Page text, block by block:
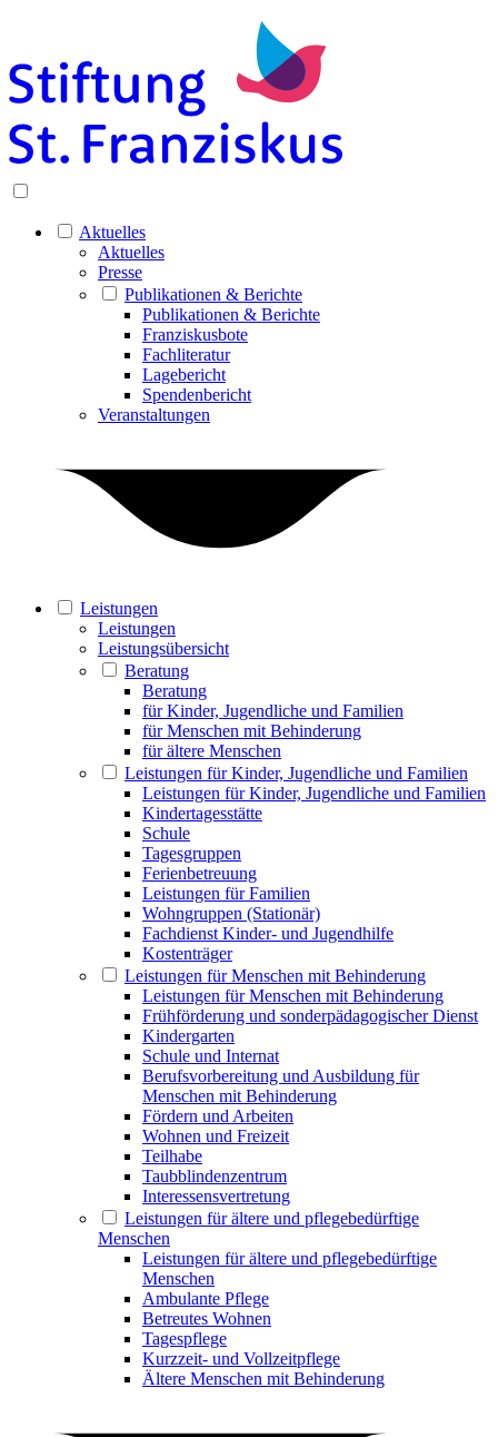
Aktuelles
Aktuelles
Presse
Publikationen & Berichte
Publikationen & Berichte
Franziskusbote
Fachliteratur
Lagebericht
Spendenbericht
Veranstaltungen
Leistungen
Leistungen
Leistungsübersicht
Beratung
Beratung
für Kinder, Jugendliche und Familien
für Menschen mit Behinderung
für ältere Menschen
Leistungen für Kinder, Jugendliche und Familien
Leistungen für Kinder, Jugendliche und Familien
Kindertagesstätte
Schule
Tagesgruppen
Ferienbetreuung
Leistungen für Familien
Wohngruppen (Stationär)
Fachdienst Kinder- und Jugendhilfe
Kostenträger
Leistungen für Menschen mit Behinderung
Leistungen für Menschen mit Behinderung
Frühförderung und sonderpädagogischer Dienst
Kindergarten
Schule und Internat
Berufsvorbereitung und Ausbildung für
Menschen mit Behinderung
Fördern und Arbeiten
Wohnen und Freizeit
Teilhabe
Taubblindenzentrum
Interessensvertretung
Leistungen für ältere und pflegebedürftige
Menschen
Leistungen für ältere und pflegebedürftige
Menschen
Ambulante Pflege
Betreutes Wohnen
Tagespflege
Kurzzeit- und Vollzeitpflege
Ältere Menschen mit Behinderung